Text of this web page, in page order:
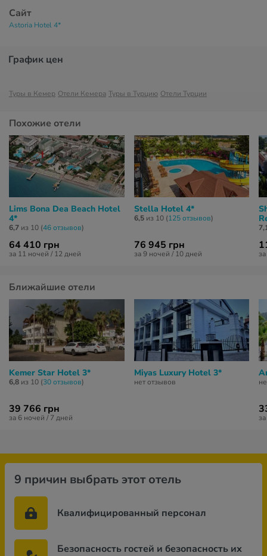
Сайт
Astoria Hotel 4*
График цен
Туры в Кемер Отели Кемера Туры в Турцию Отели Турции
Похожие отели
Lims Bona Dea Beach Hotel
4*
6,7 из 10 (46 отзывов)
64 410 грн
за 11 ночей / 12 дней
Stella Hotel 4*
6,5из 10 (125 отзывов)
76 945 грн
за 9 ночей / 10 дней
Ближайшие отели
Kemer Star Hotel 3*
6,8 из 10 (30 отзывов)
39 766 грн
за 6 ночей / 7 дней
Miyas Luxury Hotel 3*
нет отзывов
9 причин выбрать этот отель
Квалифицированный персонал
Безопасность гостей и безопасность их